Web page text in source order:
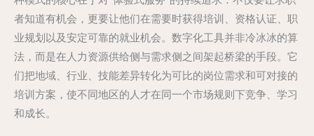
者知道有机会，更要让他们在需要时获得培训、资格认证、职
业规划以及安定可靠的就业机会。数字化工具并非冷冰冰的算
法，而是在人力资源供给侧与需求侧之间架起桥梁的手段。它
们把地域、行业、技能差异转化为可比的岗位需求和可对接的
培训方案，使不同地区的人才在同一个市场规则下竞争、学习
和成长。